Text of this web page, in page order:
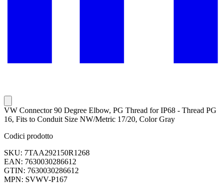
VW Connector 90 Degree Elbow, PG Thread for IP68 - Thread PG
16, Fits to Conduit Size NW/Metric 17/20, Color Gray
Codici prodotto
SKU: 7TAA292150R1268
EAN: 7630030286612
GTIN: 7630030286612
MPN: SVWV-P167